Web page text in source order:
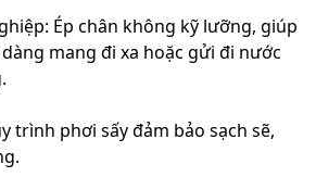
Ép chân không kỹ lưỡng, giúp
mang đi xa hoặc gửi đi nước
trình phơi sấy đảm bảo sạch sẽ,